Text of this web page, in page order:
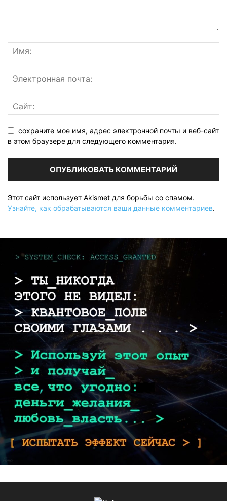
сохраните мое имя, адрес электронной почты и веб-сайт
в этом браузере для следующего комментария.
Этот сайт использует Akismet для борьбы со спамом.
Узнайте, как обрабатываются ваши данные комментариев.